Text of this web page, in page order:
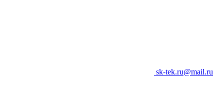
sk-tek.ru@mail.ru